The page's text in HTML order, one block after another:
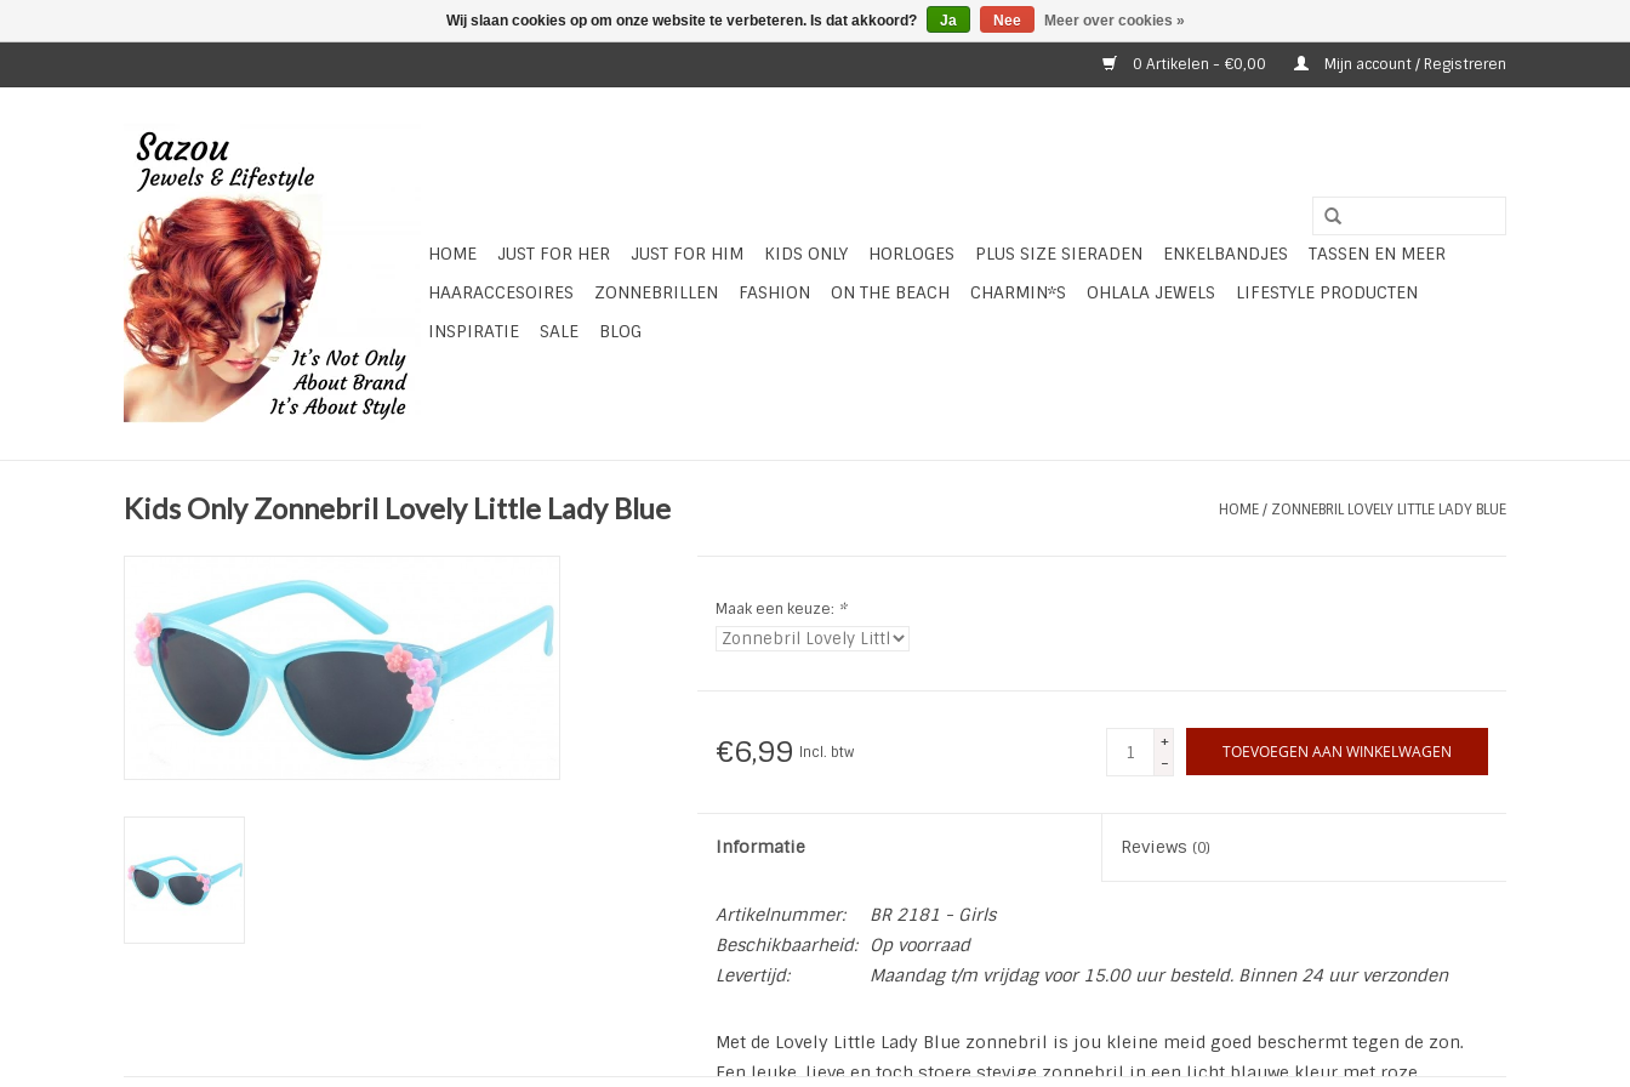
0 Artikelen - €0,00 Mijn account / Registreren
HOME JUST FOR HER JUST FOR HIM KIDS ONLY HORLOGES PLUS SIZE SIERADEN ENKELBANDJES
TASSEN EN MEER
HAARACCESOIRES
ZONNEBRILLEN FASHION ON THE BEACH CHARMIN*S OHLALA JEWELS
LIFESTYLE PRODUCTEN
INSPIRATIE
SALE BLOG
Kids Only Zonnebril Lovely Little Lady Blue HOME/ ZONNEBRIL LOVELY LITTLE LADY BLUE
Maak een keuze: *
€6,99 Incl. btw
+
-
TOEVOEGEN AAN WINKELWAGEN
Informatie Reviews (0)
Artikelnummer:
BR 2181 - Girls
Beschikbaarheid:
Op voorraad
Levertijd:
Maandag t/m vrijdag voor 15.00 uur besteld. Binnen 24 uur verzonden
Met de Lovely Little Lady Blue zonnebril is jou kleine meid goed beschermt tegen de zon.
Een leuke, lieve en toch stoere stevige zonnebril in een licht blauwe kleur met roze
Wij slaan cookies op om onze website te verbeteren. Is dat akkoord? Ja Nee Meer over cookies »